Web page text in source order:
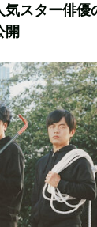
スター俳優
開